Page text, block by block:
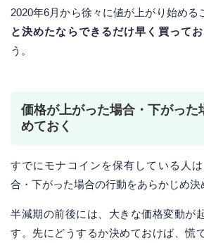
2020年6月から徐々に値が上がり始める
と決めたならできるだけ早く買って
う。
価格が上がった場合・下がった
めておく
すでにモナコインを保有している人
合・下がった場合の行動をあらかじめ決
半減期の前後には、大きな価格変動が
す。先にどうするか決めておけば、慌